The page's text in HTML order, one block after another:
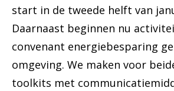
start in de tweede helft van
Daarnaast beginnen nu
convenant energiebesparing
omgeving. We maken voor
toolkits met